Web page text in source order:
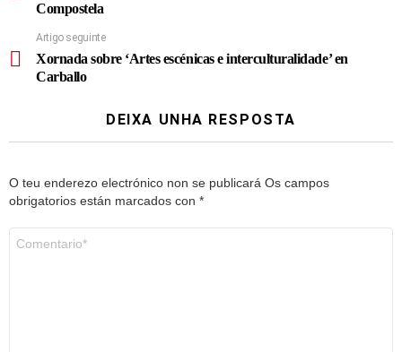
Compostela
Artigo seguinte
Xornada sobre ‘Artes escénicas e interculturalidade’ en
Carballo
DEIXA UNHA RESPOSTA
O teu enderezo electrónico non se publicará Os campos
obrigatorios están marcados con *